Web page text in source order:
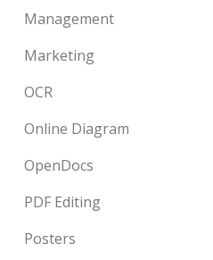
Management
Marketing
OCR
Online Diagram
OpenDocs
PDF Editing
Posters